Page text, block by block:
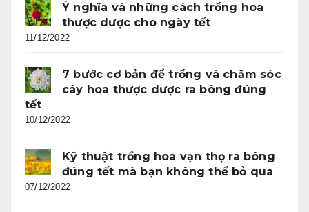
Ý nghĩa và những cách trồng hoa
thược dược cho ngày tết
11/12/2022
7 bước cơ bản để trồng và chăm sóc
cây hoa thược dược ra bông đúng
tết
10/12/2022
Kỹ thuật trồng hoa vạn thọ ra bông
đúng tết mà bạn không thể bỏ qua
07/12/2022